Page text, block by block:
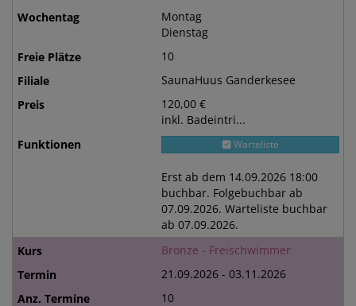
Montag
Dienstag
10
SaunaHuus Ganderkesee
120,00 €
inkl. Badeintri...
Warteliste
Erst ab dem 14.09.2026 18:00
buchbar. Folgebuchbar ab
07.09.2026. Warteliste buchbar
ab 07.09.2026.
Bronze - Freischwimmer
21.09.2026 - 03.11.2026
10